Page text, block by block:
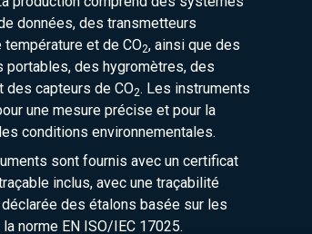
données, des transmetteurs
température et de CO2, ainsi que des
portables, des hygromètres, des
des capteurs de CO2. Les instruments
une mesure précise et pour la
conditions environnementales.
sont fournis avec un certificat
inclus, avec une traçabilité
des étalons basée sur les
norme EN ISO/IEC 17025.